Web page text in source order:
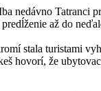
nedávno
až do
stala turistami
hovorí, že